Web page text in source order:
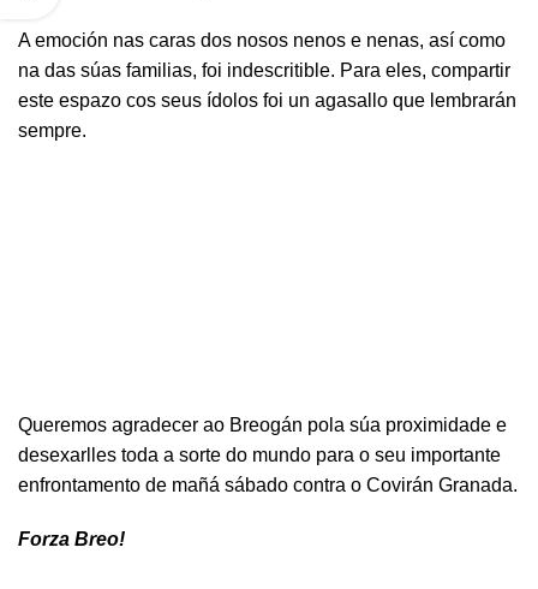
A emoción nas caras dos nosos nenos e nenas, así como
na das súas familias, foi indescritible. Para eles, compartir
este espazo cos seus ídolos foi un agasallo que lembrarán
sempre.
Queremos agradecer ao Breogán pola súa proximidade e
desexarlles toda a sorte do mundo para o seu importante
enfrontamento de mañá sábado contra o Covirán Granada.
Forza Breo!